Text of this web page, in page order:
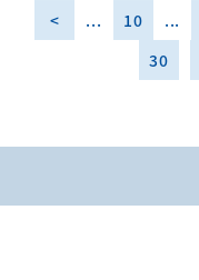
< ... 10 ...
30